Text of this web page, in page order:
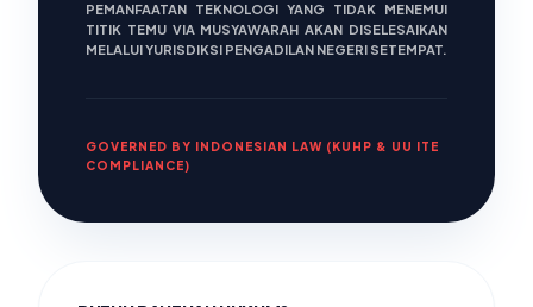
PEMANFAATAN TEKNOLOGI YANG TIDAK MENEMUI
TITIK TEMU VIA MUSYAWARAH AKAN DISELESAIKAN
MELALUI YURISDIKSI PENGADILAN NEGERI SETEMPAT.
GOVERNED BY INDONESIAN LAW (KUHP & UU ITE
COMPLIANCE)